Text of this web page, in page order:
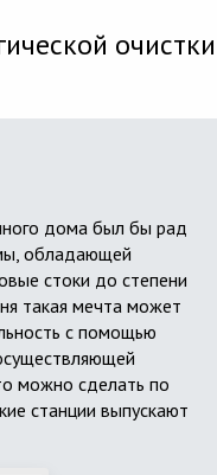
очистки
дома был бы рад
обладающей
стоки до степени
такая мечта может
с помощью
можно сделать по
станции выпускают